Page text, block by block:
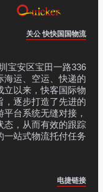
关公 快快国国物流
圳宝安区宝田一路336
海运、空运、快递的
立以来，快客国际物
旨，逐步打造了先进的
平台系统无缝对接，
态，从而有效的跟踪
一站式物流托付任务。
电捷链接